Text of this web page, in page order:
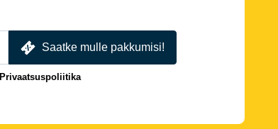
Saatke mulle pakkumisi!
Privaatsuspoliitika